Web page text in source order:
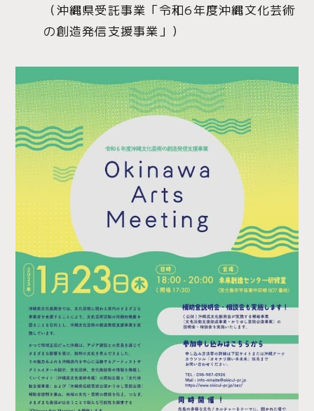
（沖縄県受託事業「令和6年度沖縄文化芸術
の創造発信支援事業」）